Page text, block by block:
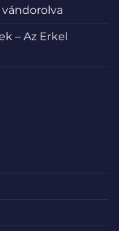
vándorolva
– Az Erkel